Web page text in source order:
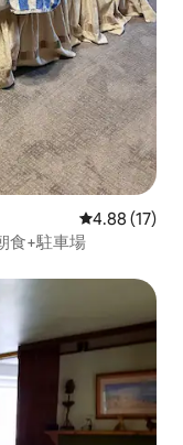
レビュー17
4.88 (17)
食+駐車場